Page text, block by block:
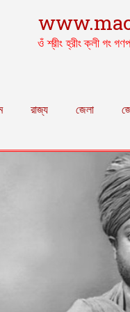
ওঁ শ্রীং হ্রীং ক্লী গং
রাজ্য জেলা